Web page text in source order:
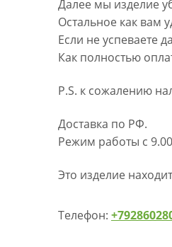
Далее мы изделие
Остальное как вам
Если не успеваете
Как полностью
P.S. к сожалению
Доставка по РФ.
Режим работы с
Это изделие
Телефон: